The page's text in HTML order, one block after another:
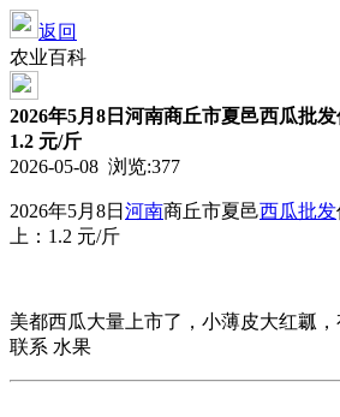
返回
农业百科
2026年5月8日河南商丘市夏邑西瓜批
1.2 元/斤
2026-05-08 浏览:377
2026年5月8日 河南商丘市夏邑西瓜批发
上：1.2 元/斤
美都西瓜大量上市了，小薄皮大红瓤
联系 水果